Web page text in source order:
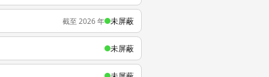
截至 2026 年 未屏蔽
未屏蔽